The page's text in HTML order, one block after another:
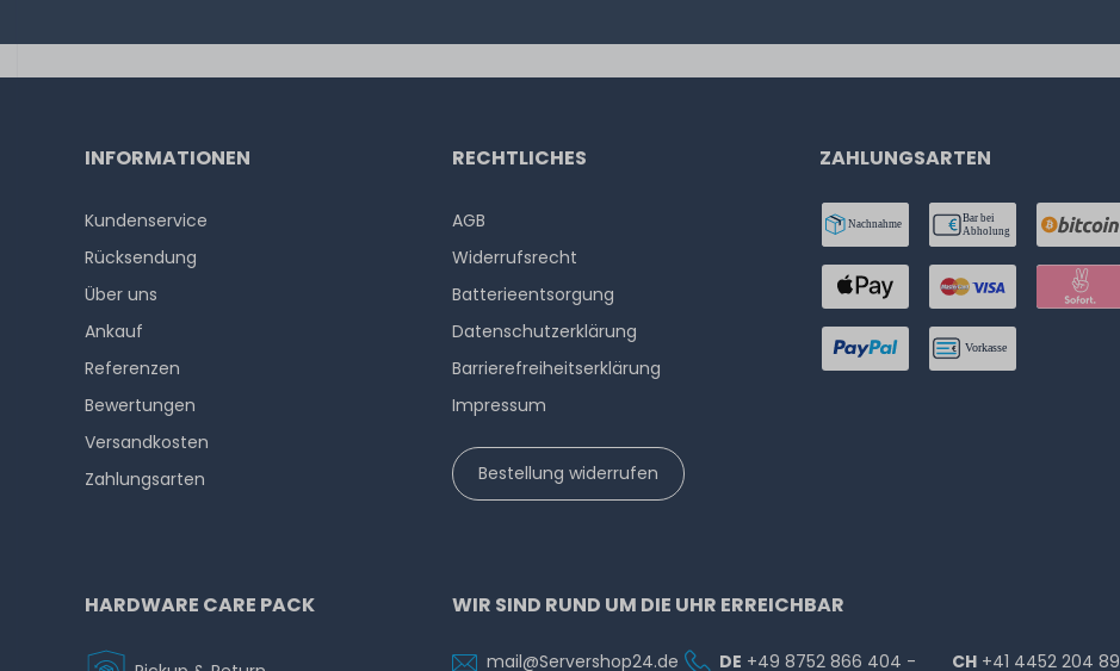
INFORMATIONEN
Kundenservice
Rücksendung
Über uns
Ankauf
Referenzen
Bewertungen
Versandkosten
Zahlungsarten
RECHTLICHES
AGB
Widerrufs­recht
Batterieentsorgung
Datenschutzerklärung
Barrierefreiheitserklärung
Impressum
Bestellung widerrufen
ZAHLUNGSARTEN
HARDWARE CARE PACK WIR SIND RUND UM DIE UHR ERREICHBAR
mail@Servershop24.de DE +49 8752 866 404 - CH +41 4452 204 89